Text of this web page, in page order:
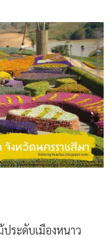
ระดับเมืองหนาว